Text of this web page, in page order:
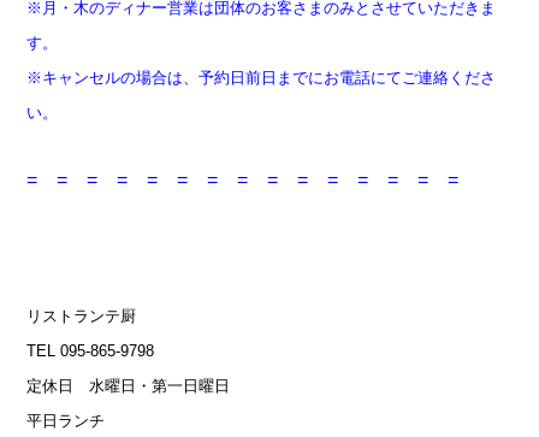
※月・木のディナー営業は団体のお客さまのみとさせていただきま
す。
※キャンセルの場合は、予約日前日までにお電話にてご連絡くださ
い。
= = = = = = = = = = = = = = =
リストランテ厨
TEL 095-865-9798
定休日 水曜日・第一日曜日
平日ランチ